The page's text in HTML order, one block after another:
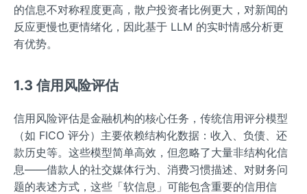
的信息不对称程度更高，散户投资者比例更大，对新闻的
反应更慢也更情绪化，因此基于 LLM 的实时情感分析更
有优势。
1.3 信用风险评估
信用风险评估是金融机构的核心任务，传统信用评分模型
（如 FICO 评分）主要依赖结构化数据：收入、负债、还
款历史等。这些模型简单高效，但忽略了大量非结构化信
息——借款人的社交媒体行为、消费习惯描述、对财务问
题的表述方式，这些「软信息」可能包含重要的信用信